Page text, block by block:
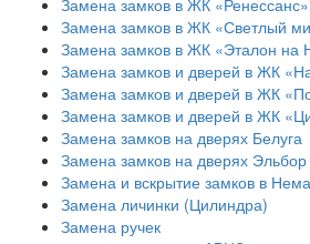
Замена замков в ЖК «Ренессанс»
Замена замков в ЖК «Светлый
Замена замков в ЖК «Эталон на
Замена замков и дверей в ЖК
Замена замков и дверей в ЖК
Замена замков и дверей в ЖК
Замена замков на дверях Белуга
Замена замков на дверях Эльбор
Замена и вскрытие замков в
Замена личинки (Цилиндра)
Замена ручек